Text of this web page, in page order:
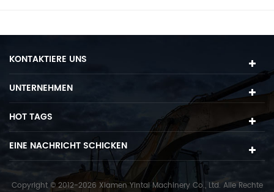
KONTAKTIERE UNS
UNTERNEHMEN
HOT TAGS
EINE NACHRICHT SCHICKEN
Copyright © 2012-2026 Xiamen Yintai Machinery Co., Ltd. Alle Rechte